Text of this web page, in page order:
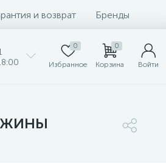
и возврат Бренды
0
Избранное
0
Корзина Войти